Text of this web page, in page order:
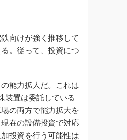
向けが強く推移して
。従って、投資につ
能力拡大だ。これは
装置は委託している
の両方で能力拡大を
在の設備投資で対応
投資を行う可能性は